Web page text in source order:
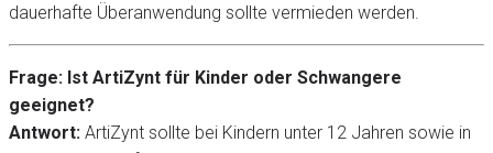
dauerhafte Überanwendung sollte vermieden werden.
Frage: Ist ArtiZynt für Kinder oder Schwangere
geeignet?
Antwort: ArtiZynt sollte bei Kindern unter 12 Jahren sowie in